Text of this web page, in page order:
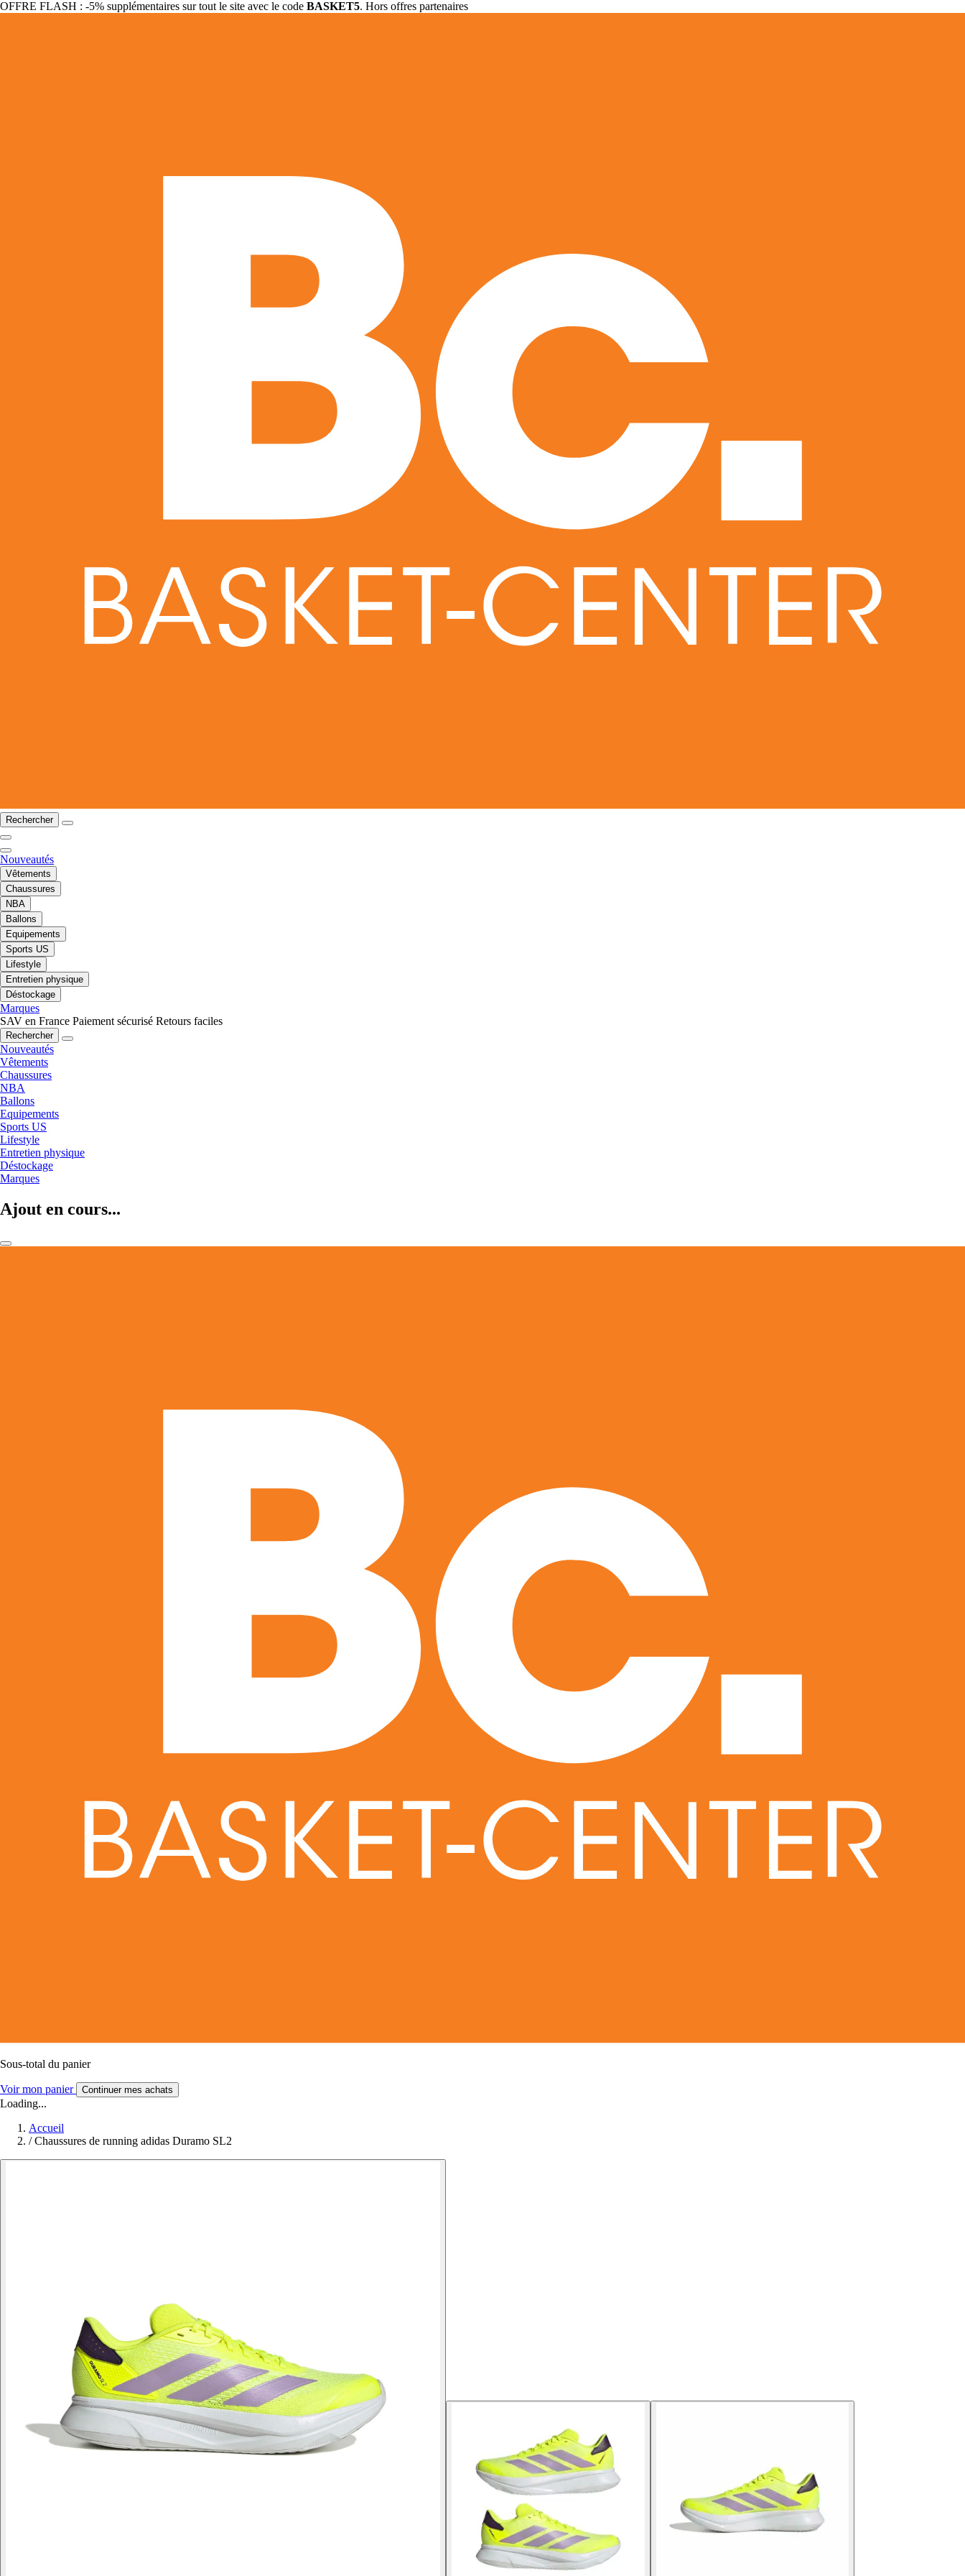
OFFRE FLASH : -5% supplémentaires sur tout le site avec le code BASKET5. Hors offres partenaires
Rechercher
Nouveautés
Vêtements
Chaussures
NBA
Ballons
Equipements
Sports US
Lifestyle
Entretien physique
Déstockage
Marques
SAV en France Paiement sécurisé Retours faciles
Rechercher
Nouveautés
Vêtements
Chaussures
NBA
Ballons
Equipements
Sports US
Lifestyle
Entretien physique
Déstockage
Marques
Ajout en cours...
Sous-total du panier
Voir mon panier Continuer mes achats
Loading...
Accueil
/ Chaussures de running adidas Duramo SL2